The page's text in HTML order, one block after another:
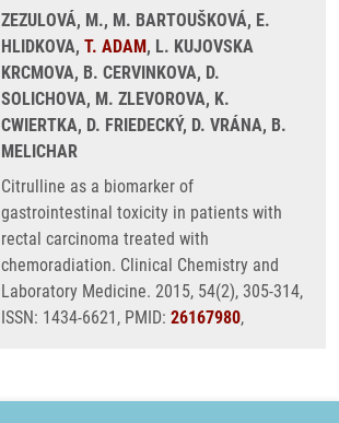
ZEZULOVÁ, M., M. BARTOUŠKOVÁ, E.
HLIDKOVA, T. ADAM, L. KUJOVSKA
KRCMOVA, B. CERVINKOVA, D.
SOLICHOVA, M. ZLEVOROVA, K.
CWIERTKA, D. FRIEDECKÝ, D. VRÁNA, B.
MELICHAR
Citrulline as a biomarker of
gastrointestinal toxicity in patients with
rectal carcinoma treated with
chemoradiation. Clinical Chemistry and
Laboratory Medicine. 2015, 54(2), 305-314,
ISSN: 1434-6621, PMID: 26167980,